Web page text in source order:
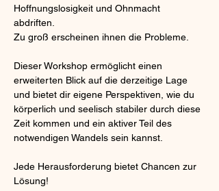
Hoffnungslosigkeit und Ohnmacht
abdriften.
Zu groß erscheinen ihnen die Probleme.
Dieser Workshop ermöglicht einen
erweiterten Blick auf die derzeitige Lage
und bietet dir eigene Perspektiven, wie du
körperlich und seelisch stabiler durch diese
Zeit kommen und ein aktiver Teil des
notwendigen Wandels sein kannst.
Jede Herausforderung bietet Chancen zur
Lösung!